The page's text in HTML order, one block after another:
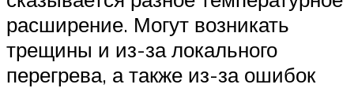
расширение. Могут возникать
трещины и из-за локального
перегрева, а также из-за ошибок